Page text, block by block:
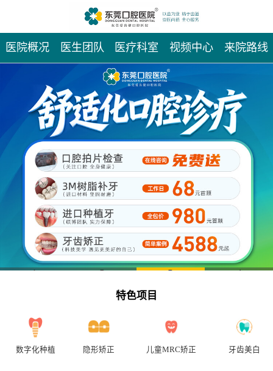
医院概况 医生团队 医疗科室 视频中心 来院路线
1 2 3 4
特色项目
数字化种植 隐形矫正 儿童MRC矫正 牙齿美白